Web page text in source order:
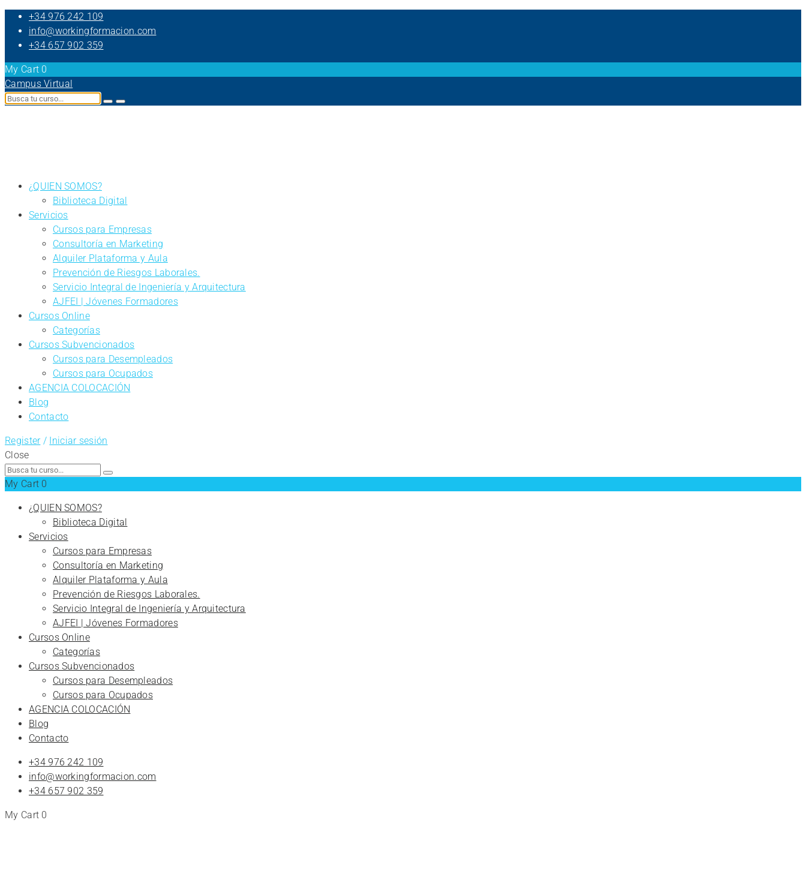
+34 976 242 109
info@workingformacion.com
+34 657 902 359
My Cart 0
Campus Virtual
¿QUIEN SOMOS?
Biblioteca Digital
Servicios
Cursos para Empresas
Consultoría en Marketing
Alquiler Plataforma y Aula
Prevención de Riesgos Laborales.
Servicio Integral de Ingeniería y Arquitectura
AJFEI | Jóvenes Formadores
Cursos Online
Categorías
Cursos Subvencionados
Cursos para Desempleados
Cursos para Ocupados
AGENCIA COLOCACIÓN
Blog
Contacto
Register/ Iniciar sesión
Close
Search
for:
My Cart 0
¿QUIEN SOMOS?
Biblioteca Digital
Servicios
Cursos para Empresas
Consultoría en Marketing
Alquiler Plataforma y Aula
Prevención de Riesgos Laborales.
Servicio Integral de Ingeniería y Arquitectura
AJFEI | Jóvenes Formadores
Cursos Online
Categorías
Cursos Subvencionados
Cursos para Desempleados
Cursos para Ocupados
AGENCIA COLOCACIÓN
Blog
Contacto
+34 976 242 109
info@workingformacion.com
+34 657 902 359
My Cart 0